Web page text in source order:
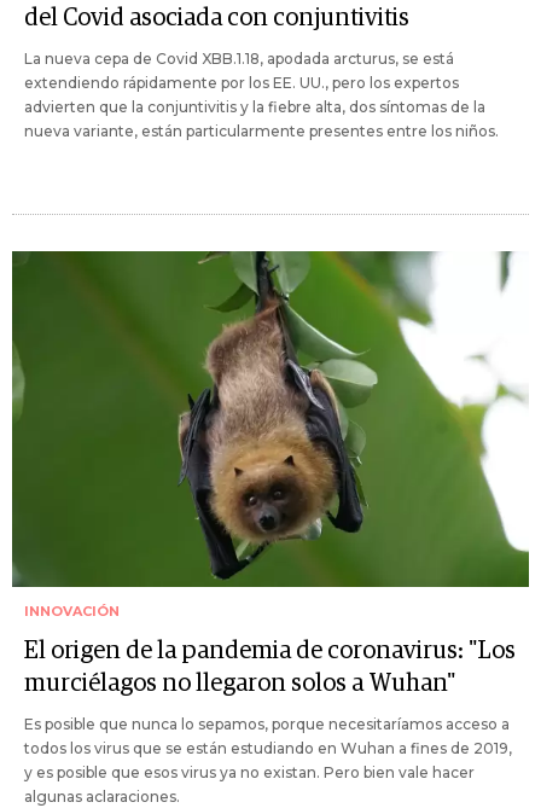
del Covid asociada con conjuntivitis
La nueva cepa de Covid XBB.1.18, apodada arcturus, se está
extendiendo rápidamente por los EE. UU., pero los expertos
advierten que la conjuntivitis y la fiebre alta, dos síntomas de la
nueva variante, están particularmente presentes entre los niños.
INNOVACIÓN
El origen de la pandemia de coronavirus: "Los
murciélagos no llegaron solos a Wuhan"
Es posible que nunca lo sepamos, porque necesitaríamos acceso a
todos los virus que se están estudiando en Wuhan a fines de 2019,
y es posible que esos virus ya no existan. Pero bien vale hacer
algunas aclaraciones.